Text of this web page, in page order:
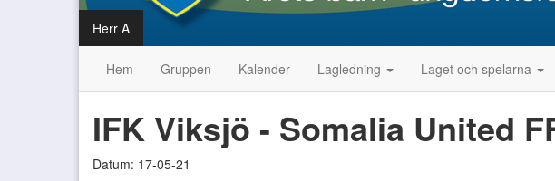
Herr A
Hem Gruppen Kalender Lagledning Laget och spelarna
IFK Viksjö - Somalia United
Datum: 17-05-21